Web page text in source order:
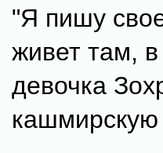
"Я пишу
живет там,
девочка